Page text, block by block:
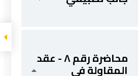
المادة العلمية
محاضرة رقم ٨ - عقد
المقاولة في